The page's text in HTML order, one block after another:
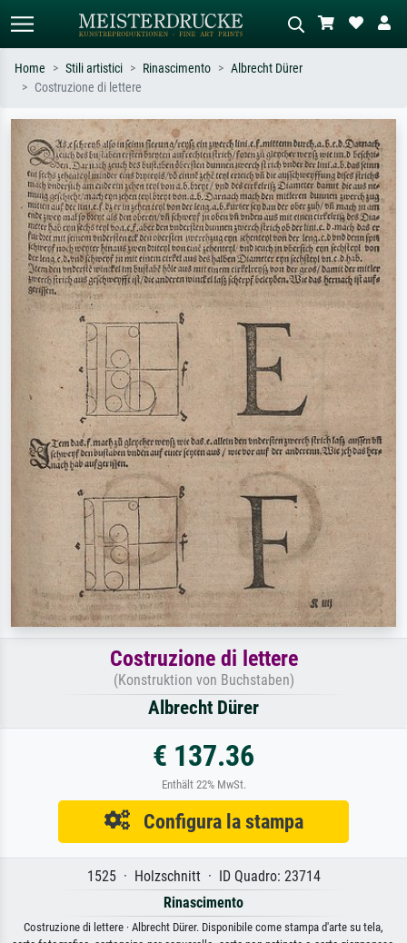
Cerca per artista, titolo o stile – es.
Monet, Notte stellata,
Impressionismo, onda di Hokusai,
nudo.
Descrivi la scena – es. prato verde,
astratto con molto rosso, dipinto a
olio scuro, nudo in piedi vicino a un
albero.
Home Stili artistici Rinascimento
Albrecht Dürer
Costruzione di lettere
Costruzione di lettere
(Konstruktion von Buchstaben)
Albrecht Dürer
€ 137.36
Enthält 22% MwSt.
Configura la stampa
1525 · Holzschnitt · ID Quadro: 23714
Rinascimento
Costruzione di lettere · Albrecht Dürer. Disponibile come stampa d'arte su tela,